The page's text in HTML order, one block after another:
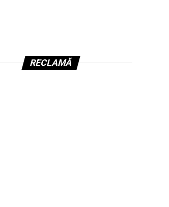
RECLAMĂ